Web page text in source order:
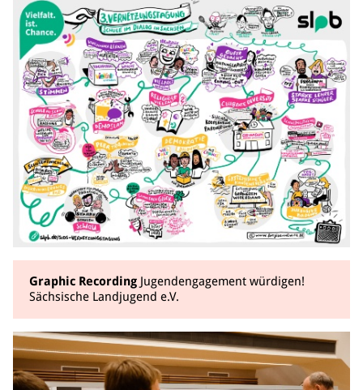
Graphic Recording Jugendengagement würdigen!
Sächsische Landjugend e.V.